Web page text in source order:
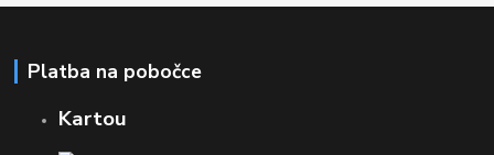
Platba na pobočce
Kartou